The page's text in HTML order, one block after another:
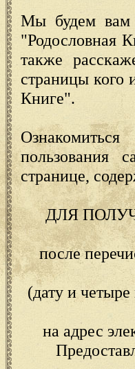
Мы будем вам
"Родословная
также
страницы кого
Книге".
пользования
странице,
ДЛЯ
после
(дату и
на адрес